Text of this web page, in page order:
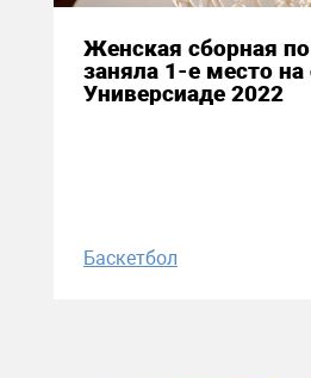
Женская сборная
заняла 1-е место на
Универсиаде 2022
Баскетбол